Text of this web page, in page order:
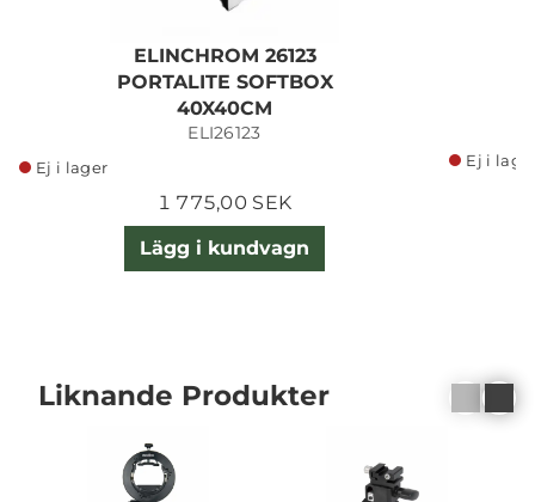
ELINCHROM 26123
PORTALITE SOFTBOX
40X40CM
ELI26123
Ej i lager
1 775,00 SEK
Lägg i kundvagn
Ej i
Liknande Produkter